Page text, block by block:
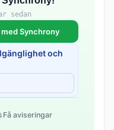
sedan
Synchrony
och
Få aviseringar